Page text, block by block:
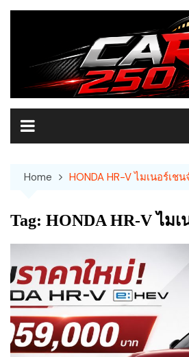
Skip
Home HONDA HR-V ไมเนอร์เชน
Tag: HONDA HR-V ไมเ